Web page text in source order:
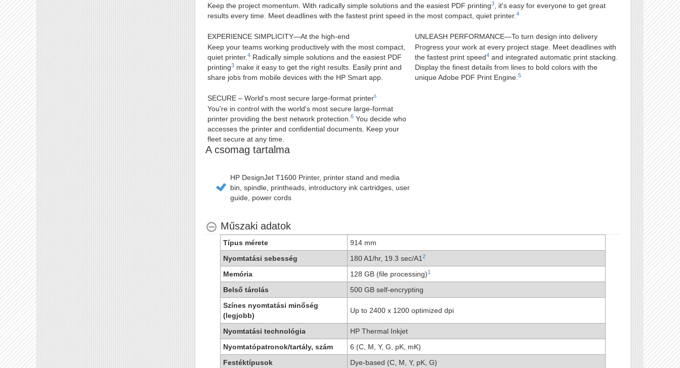
Keep the project momentum. With radically simple solutions and the easiest PDF printing3, it's easy for everyone to get great
results every time. Meet deadlines with the fastest print speed in the most compact, quiet printer.4
EXPERIENCE SIMPLICITY—At the high-end
Keep your teams working productively with the most compact,
quiet printer. 4Radically simple solutions and the easiest PDF
printing3make it easy to get the right results. Easily print and
share jobs from mobile devices with the HP Smart app.
UNLEASH PERFORMANCE—To turn design into delivery
Progress your work at every project stage. Meet deadlines with
the fastest print speed4and integrated automatic print stacking.
Display the finest details from lines to bold colors with the
unique Adobe PDF Print Engine. 5
SECURE – World's most secure large-format printer6
You're in control with the world's most secure large-format
printer providing the best network protection. 6You decide who
accesses the printer and confidential documents. Keep your
fleet secure at any time.
A csomag tartalma
HP DesignJet T1600 Printer, printer stand and media
bin, spindle, printheads, introductory ink cartridges, user
guide, power cords
Műszaki adatok
Típus mérete
914 mm
Nyomtatási sebesség
180 A1/hr, 19.3 sec/A12
Memória 128 GB (file processing)1
Belső tárolás
500 GB self-encrypting
Színes nyomtatási minőség
(legjobb)
Up to 2400 x 1200 optimized dpi
Nyomtatási technológia
HP Thermal Inkjet
Nyomtatópatronok/tartály, szám
6 (C, M, Y, G, pK, mK)
Festéktípusok
Dye-based (C, M, Y, pK, G)